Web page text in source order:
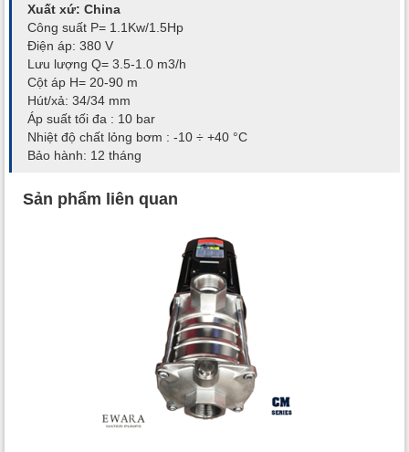
Xuất xứ: China
Công suất P= 1.1Kw/1.5Hp
Điện áp: 380 V
Lưu lượng Q= 3.5-1.0 m3/h
Cột áp H= 20-90 m
Hút/xả: 34/34 mm
Áp suất tối đa : 10 bar
Nhiệt độ chất lỏng bơm : -10 ÷ +40 °C
Bảo hành: 12 tháng
Sản phẩm liên quan